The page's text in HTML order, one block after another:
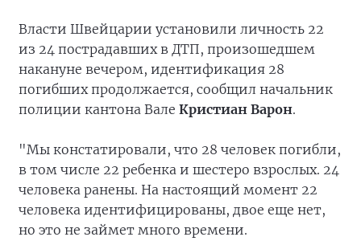
Власти Швейцарии установили личность 22
из 24 пострадавших в ДТП, произошедшем
накануне вечером, идентификация 28
погибших продолжается, сообщил начальник
полиции кантона Вале Кристиан Варон.
"Мы констатировали, что 28 человек погибли,
в том числе 22 ребенка и шестеро взрослых. 24
человека ранены. На настоящий момент 22
человека идентифицированы, двое еще нет,
но это не займет много времени.